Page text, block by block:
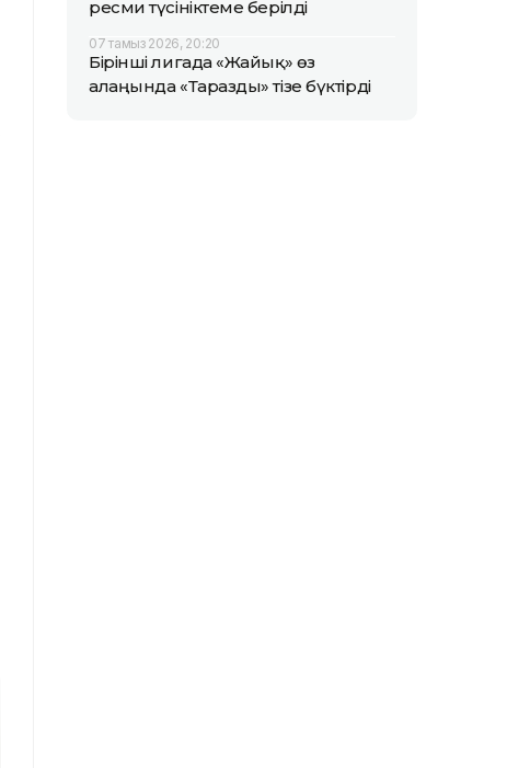
ресми түсініктеме берілді
07 тамыз 2026, 20:20
Бірінші лигада «Жайық» өз
алаңында «Таразды» тізе бүктірді